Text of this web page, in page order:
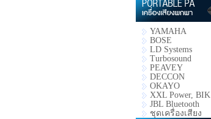
YAMAHA
BOSE
LD Systems
Turbosound
PEAVEY
DECCON
OKAYO
XXL Power, BIK
JBL Bluetooth
ชุดเครื่องเสียง